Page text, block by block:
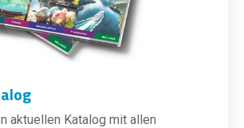
aktuellen Katalog mit allen